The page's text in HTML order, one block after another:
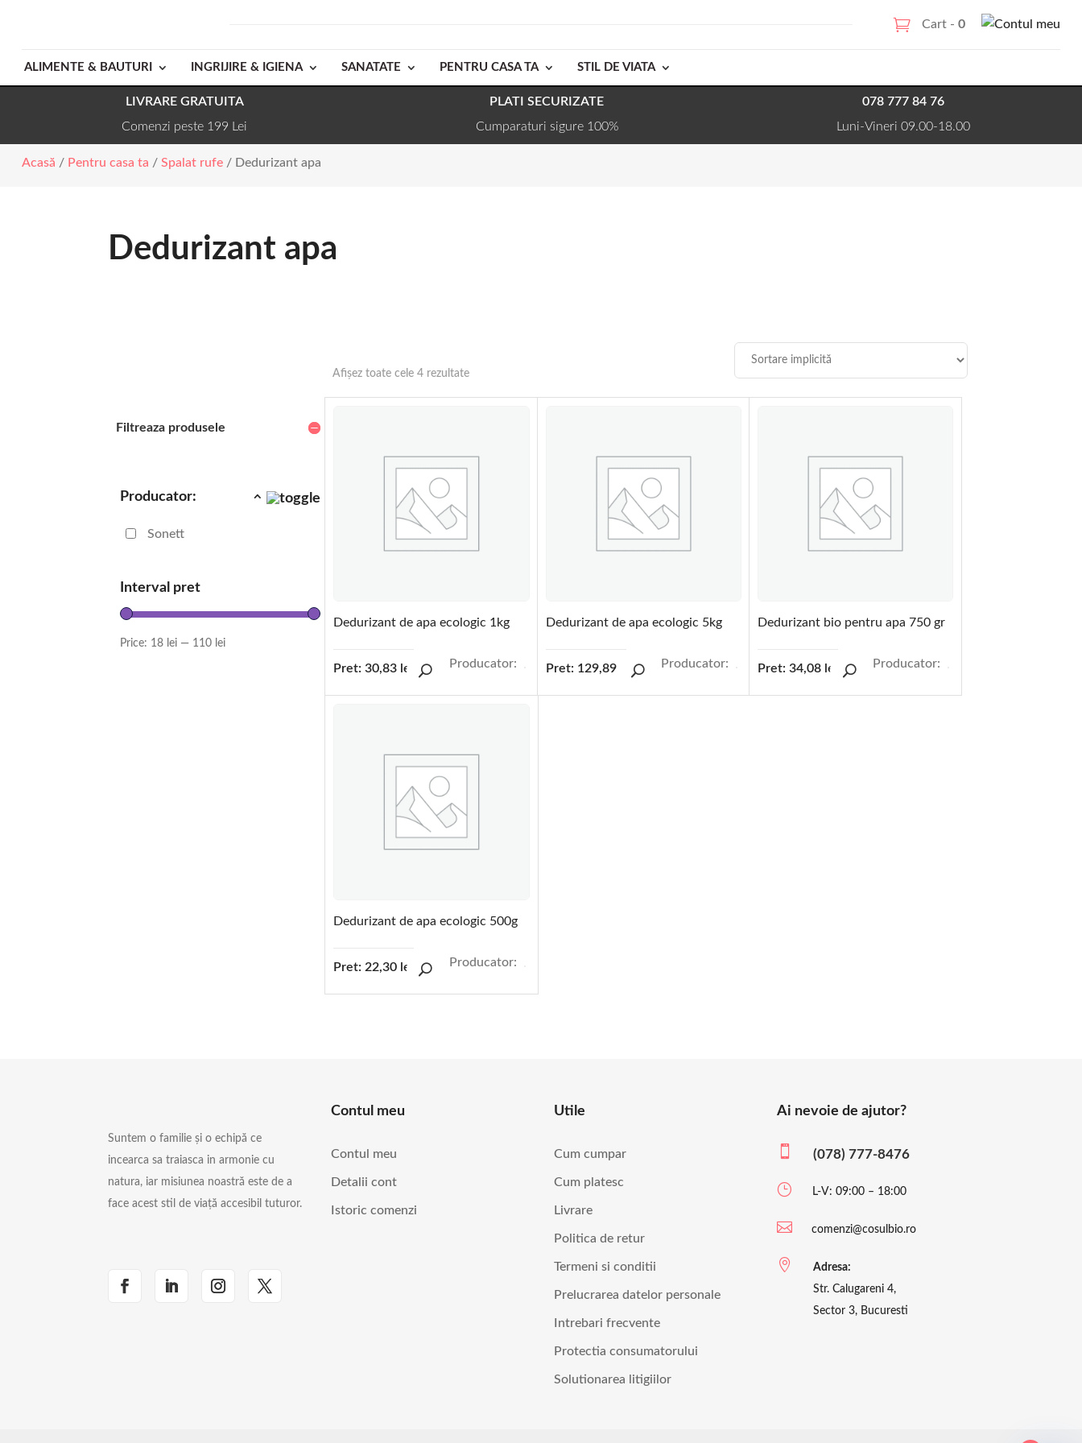
Cart -0
ALIMENTE & BAUTURI INGRIJIRE & IGIENA SANATATE PENTRU CASA TA STIL DE VIATA
LIVRARE GRATUITA
Comenzi peste 199 Lei
PLATI SECURIZATE
Cumparaturi sigure 100%
078 777 84 76
Luni-Vineri 09.00-18.00
Acasă / Pentru casa ta / Spalat rufe/ Dedurizant apa
Dedurizant apa
Filtreaza produsele
Producator:
Sonett
Interval pret
Price: 18 lei — 110 lei
Afișez toate cele 4 rezultate
Dedurizant de apa ecologic 1kg
Pret:30,83 lei Producator:
Dedurizant de apa ecologic 5kg
Pret: 129,89 Producator:
Dedurizant bio pentru apa 750 gr
Pret:34,08 lei Producator:
Dedurizant de apa ecologic 500g
Pret: 22,30 lei Producator:
Suntem o familie și o echipă ce
incearca sa traiasca in armonie cu
natura, iar misiunea noastră este de a
face acest stil de viață accesibil tuturor.
Contul meu
Contul meu
Detalii cont
Istoric comenzi
Utile
Cum cumpar
Cum platesc
Livrare
Politica de retur
Termeni si conditii
Prelucrarea datelor personale
Intrebari frecvente
Protectia consumatorului
Solutionarea litigiilor
Ai nevoie de ajutor?
 (078) 777-8476
} L-V: 09:00 – 18:00
 comenzi@cosulbio.ro

Adresa:
Str. Calugareni 4,
Sector 3, Bucuresti